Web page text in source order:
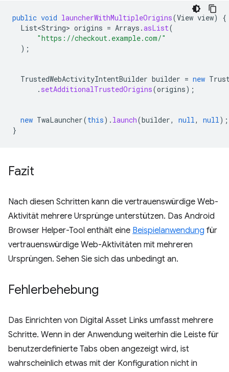
public void launcherWithMultipleOrigins(View view)
{
List<String> origins = Arrays .asList(
"https://checkout.example.com/"
);
TrustedWebActivityIntentBuilder builder = new
. setAdditionalTrustedOrigins(origins);
new TwaLauncher(this). launch(builder, null, null);
}
Fazit
Nach diesen Schritten kann die vertrauenswürdige Web-
Aktivität mehrere Ursprünge unterstützen. Das Android
Browser Helper-Tool enthält eine Beispielanwendung für
vertrauenswürdige Web-Aktivitäten mit mehreren
Ursprüngen. Sehen Sie sich das unbedingt an.
Fehlerbehebung
Das Einrichten von Digital Asset Links umfasst mehrere
Schritte. Wenn in der Anwendung weiterhin die Leiste für
benutzerdefinierte Tabs oben angezeigt wird, ist
wahrscheinlich etwas mit der Konfiguration nicht in